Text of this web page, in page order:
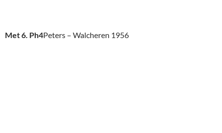
Met 6. Ph4Peters – Walcheren 1956